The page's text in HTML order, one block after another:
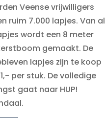
Veense vrijwilligers
ruim 7.000 lapjes. Van al
wordt een 8 meter
gemaakt. De
lapjes zijn te koop
per stuk. De volledige
gaat naar HUP!